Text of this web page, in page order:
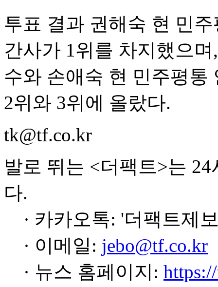
투표 결과 권해숙 현 민
간사가 1위를 차지했으
수와 손애숙 현 민주평통
2위와 3위에 올랐다.
tk@tf.co.kr
발로 뛰는 <더팩트>는
다.
· 카카오톡: '더팩트제
· 이메일: jebo@tf.co.kr
· 뉴스 홈페이지: